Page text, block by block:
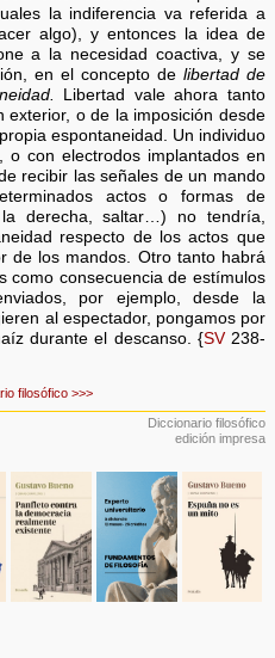
la indiferencia va referida a
algo), y entonces la idea de
a la necesidad coactiva, y se
en el concepto de libertad de
Libertad vale ahora tanto
exterior, o de la imposición desde
espontaneidad. Un individuo
o con electrodos implantados en
recibir las señales de un mando
actos o formas de
derecha, saltar…) no tendría,
respecto de los actos que
de los mandos. Otro tanto habrá
como consecuencia de estímulos
por ejemplo, desde la
al espectador, pongamos por
durante el descanso. {SV238-
filosófico >>>
Diccionario filosófico
edición impresa